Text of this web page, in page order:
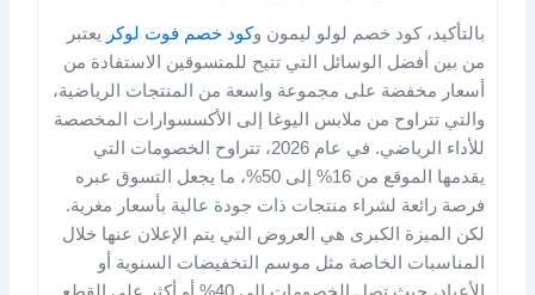
بالتأكيد، كود خصم لولو ليمون وكود خصم فوت لوكر يعتبر
من بين أفضل الوسائل التي تتيح للمتسوقين الاستفادة من
أسعار مخفضة على مجموعة واسعة من المنتجات الرياضية،
والتي تتراوح من ملابس اليوغا إلى الأكسسوارات المخصصة
للأداء الرياضي. في عام 2026، تتراوح الخصومات التي
يقدمها الموقع من 16% إلى 50%، ما يجعل التسوق عبره
فرصة رائعة لشراء منتجات ذات جودة عالية بأسعار مغرية​.
لكن الميزة الكبرى هي العروض التي يتم الإعلان عنها خلال
المناسبات الخاصة مثل موسم التخفيضات السنوية أو